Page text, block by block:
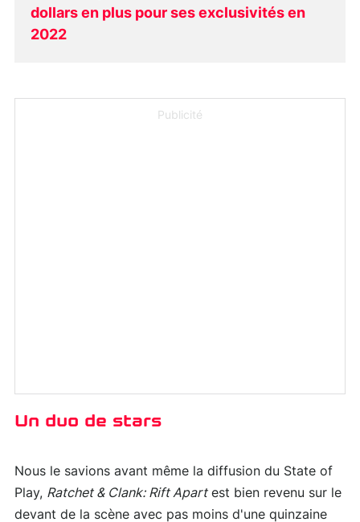
dollars en plus pour ses exclusivités en
2022
Publicité
Un duo de stars
Nous le savions avant même la diffusion du State of
Play, Ratchet & Clank: Rift Apartest bien revenu sur le
devant de la scène avec pas moins d'une quinzaine